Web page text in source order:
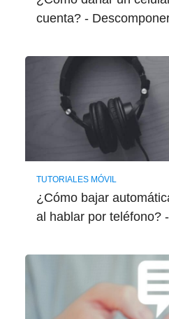
cuenta? -
TUTORIALES MÓVIL
¿Cómo bajar
al hablar por teléfono?